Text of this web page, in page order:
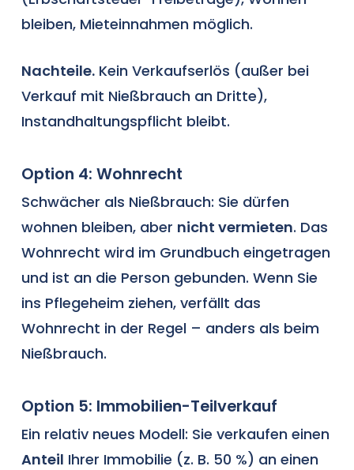
bleiben, Mieteinnahmen möglich.
Nachteile.Kein Verkaufserlös (außer bei
Verkauf mit Nießbrauch an Dritte),
Instandhaltungspflicht bleibt.
Option 4: Wohnrecht
Schwächer als Nießbrauch: Sie dürfen
wohnen bleiben, aber nicht vermieten. Das
Wohnrecht wird im Grundbuch eingetragen
und ist an die Person gebunden. Wenn Sie
ins Pflegeheim ziehen, verfällt das
Wohnrecht in der Regel – anders als beim
Nießbrauch.
Option 5: Immobilien-Teilverkauf
Ein relativ neues Modell: Sie verkaufen einen
Anteil Ihrer Immobilie (z. B. 50 %) an einen